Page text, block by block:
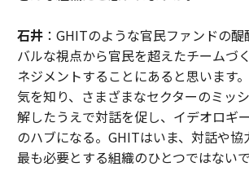
石井：GHITのような官民ファンドの醍
バルな視点から官民を超えたチームづ
ネジメントすることにあると思います
気を知り、さまざまなセクターのミッ
解したうえで対話を促し、イデオロギ
のハブになる。GHITはいま、対話や協
最も必要とする組織のひとつではない